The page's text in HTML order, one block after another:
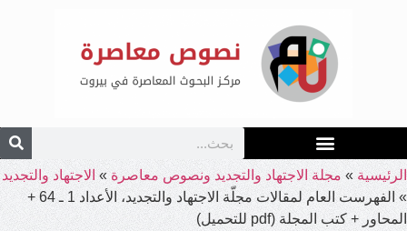
الرئيسية » مجلة الاجتهاد والتجديد ونصوص معاصرة » الاجتهاد والتجديد
»
الفهرست العام لمقالات مجلّة الاجتهاد والتجديد، الأعداد 1 ـ 64 +
المحاور + كتب المجلة (pdf للتحميل)